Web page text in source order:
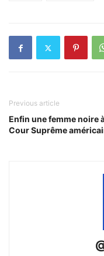
Previous article
Enfin une femme noire
Cour Suprême